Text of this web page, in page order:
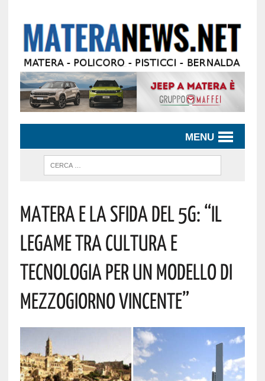
MENU
Matera E La Sfida Del 5G: “il
Legame Tra Cultura E
Tecnologia Per Un Modello Di
Mezzogiorno Vincente”